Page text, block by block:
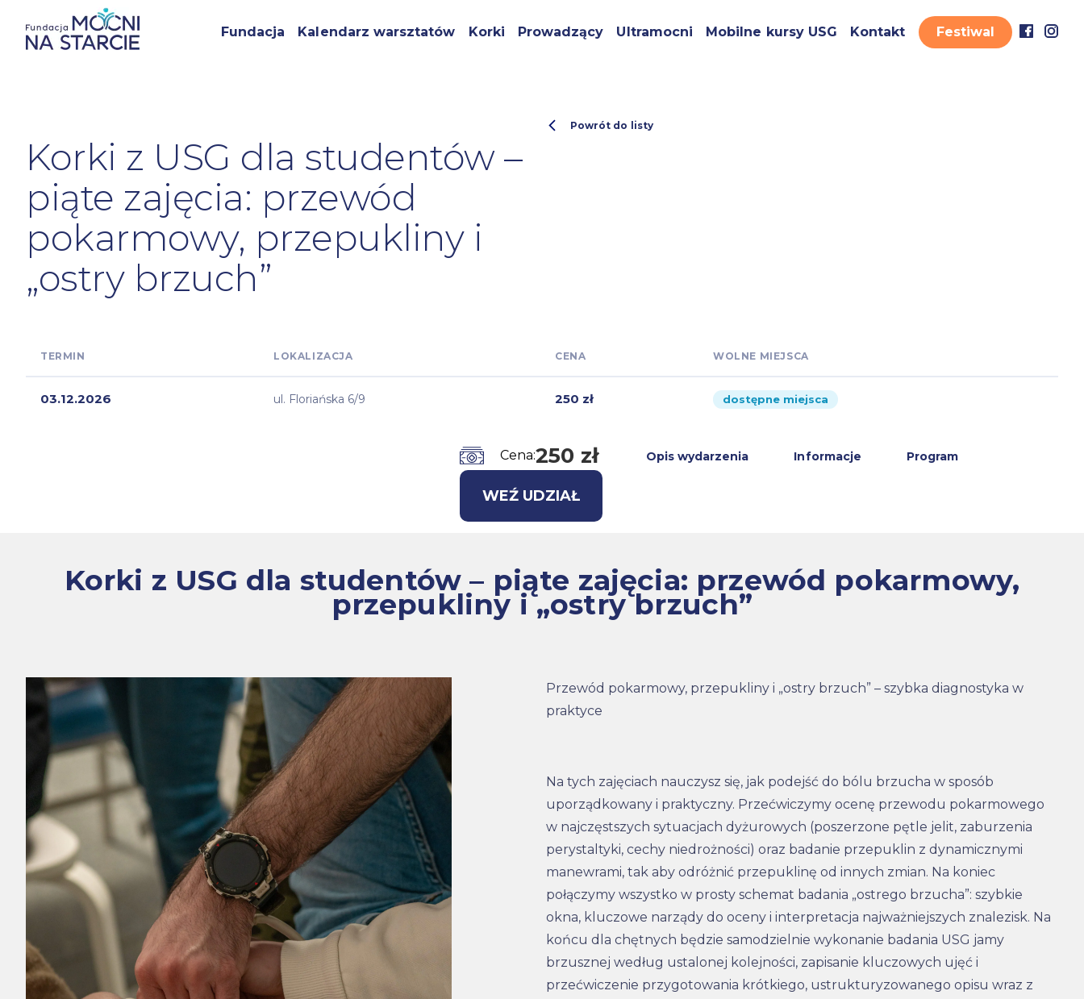
Fundacja Kalendarz warsztatów Korki Prowadzący Ultramocni Mobilne kursy USG Kontakt Festiwal
Korki z USG dla studentów –
piąte zajęcia: przewód
pokarmowy, przepukliny i
„ostry brzuch”
Powrót do listy
TERMIN LOKALIZACJA CENA WOLNE MIEJSCA
03.12.2026 ul. Floriańska 6/9 250 zł dostępne miejsca
Cena:250 zł
WEŹ UDZIAŁ
Opis wydarzenia Informacje Program
Korki z USG dla studentów – piąte zajęcia: przewód pokarmowy,
przepukliny i „ostry brzuch”
Przewód pokarmowy, przepukliny i „ostry brzuch” – szybka diagnostyka w
praktyce
Na tych zajęciach nauczysz się, jak podejść do bólu brzucha w sposób
uporządkowany i praktyczny. Przećwiczymy ocenę przewodu pokarmowego
w najczęstszych sytuacjach dyżurowych (poszerzone pętle jelit, zaburzenia
perystaltyki, cechy niedrożności) oraz badanie przepuklin z dynamicznymi
manewrami, tak aby odróżnić przepuklinę od innych zmian. Na koniec
połączymy wszystko w prosty schemat badania „ostrego brzucha”: szybkie
okna, kluczowe narządy do oceny i interpretacja najważniejszych znalezisk. Na
końcu dla chętnych będzie samodzielnie wykonanie badania USG jamy
brzusznej według ustalonej kolejności, zapisanie kluczowych ujęć i
przećwiczenie przygotowania krótkiego, ustrukturyzowanego opisu wraz z